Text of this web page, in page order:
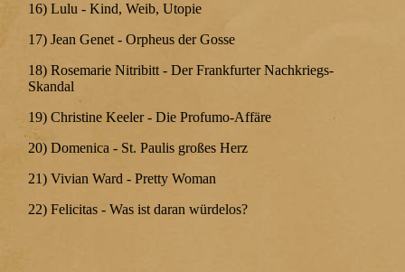
16) Lulu - Kind, Weib, Utopie
17) Jean Genet - Orpheus der Gosse
18) Rosemarie Nitribitt - Der Frankfurter Nachkriegs-
Skandal
19) Christine Keeler - Die Profumo-Affäre
20) Domenica - St. Paulis großes Herz
21) Vivian Ward - Pretty Woman
22) Felicitas - Was ist daran würdelos?